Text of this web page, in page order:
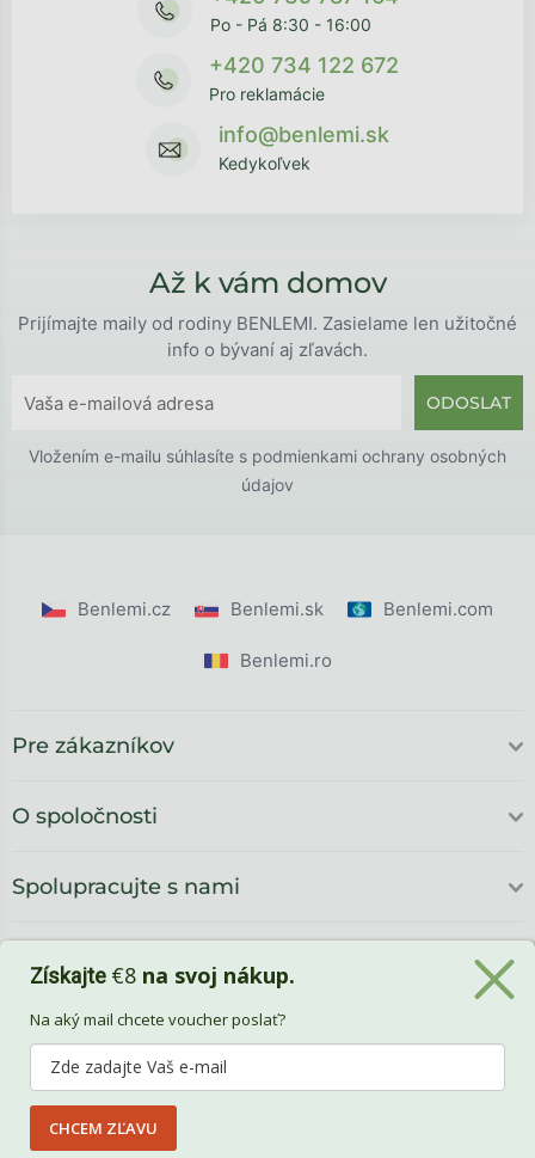
Po - Pá 8:30 - 16:00
+420 734 122 672
Pro reklamácie
info@benlemi.sk
Kedykoľvek
Až k vám domov
Prijímajte maily od rodiny BENLEMI. Zasielame len užitočné
info o bývaní aj zľavách.
ODOSLAT
Vložením e-mailu súhlasíte s podmienkami ochrany osobných
údajov
Benlemi.cz Benlemi.sk Benlemi.com
Benlemi.ro
Pre zákazníkov
O spoločnosti
Spolupracujte s nami
Získajte €8 na svoj nákup.
Na aký mail chcete voucher poslať?
CHCEM ZĽAVU